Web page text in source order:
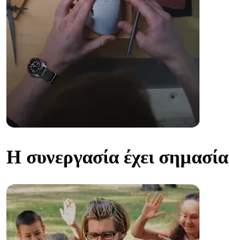
Η συνεργασία έχει σημασία